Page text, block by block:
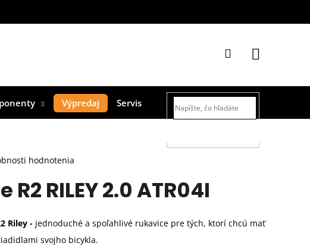
Výpredaj Servis
Prihlásenie
košík
hodnotenia
R2 RILEY 2.0 ATR04I
Riley - jednoduché a spoľahlivé rukavice pre tých, ktorí chcú mať
svojho bicykla.